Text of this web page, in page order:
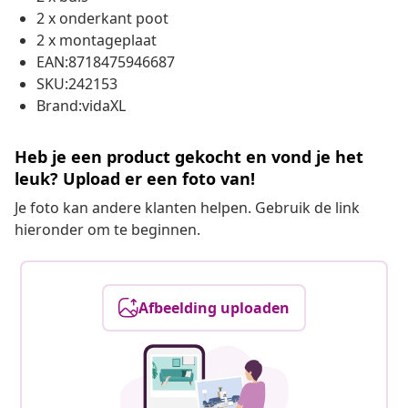
2 x onderkant poot
2 x montageplaat
EAN:8718475946687
SKU:242153
Brand:vidaXL
Heb je een product gekocht en vond je het
leuk? Upload er een foto van!
Je foto kan andere klanten helpen. Gebruik de link
hieronder om te beginnen.
Afbeelding uploaden